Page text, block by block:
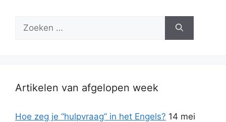
Zoek
Artikelen van afgelopen week
Hoe zeg je “hulpvraag” in het Engels? 14 mei